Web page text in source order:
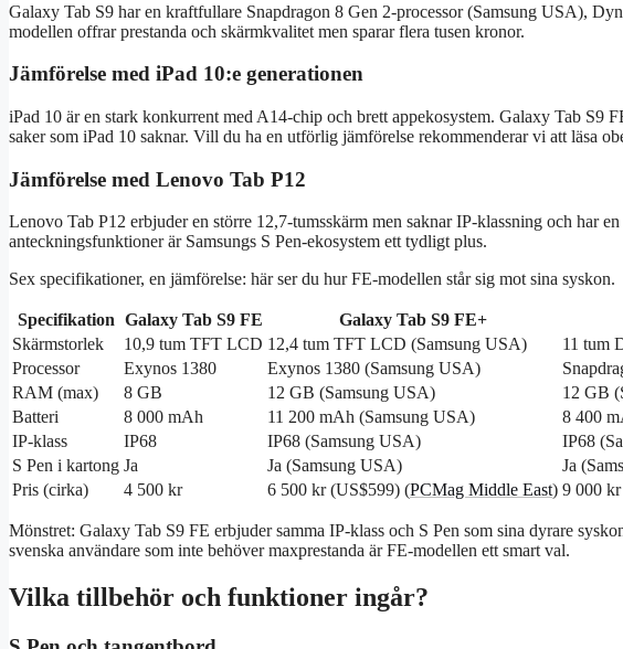
Galaxy Tab S9 har en kraftfullare Snapdragon 8 Gen 2-processor (Samsung USA),
modellen offrar prestanda och skärmkvalitet men sparar flera tusen kronor.
Jämförelse med iPad 10:e generationen
iPad 10 är en stark konkurrent med A14-chip och brett appekosystem. Galaxy Tab S9
saker som iPad 10 saknar. Vill du ha en utförlig jämförelse rekommenderar vi att läsa
Jämförelse med Lenovo Tab P12
Lenovo Tab P12 erbjuder en större 12,7-tumsskärm men saknar IP-klassning och har
anteckningsfunktioner är Samsungs S Pen‑ekosystem ett tydligt plus.
Sex specifikationer, en jämförelse: här ser du hur FE-modellen står sig mot sina syskon.
Specifikation Galaxy Tab S9 FE Galaxy Tab S9 FE+
Skärmstorlek
10,9 tum TFT LCD 12,4 tum TFT LCD (Samsung USA)
11 tum
Processor
Exynos 1380 Exynos 1380 (Samsung USA)
RAM (max)
8 GB 12 GB (Samsung USA)
12 GB
Batteri
8 000 mAh 11 200 mAh (Samsung USA)
8 400
IP-klass
IP68 IP68 (Samsung USA)
IP68
S Pen i kartong Ja Ja (Samsung USA)
Ja
Pris (cirka)
4 500 kr 6 500 kr (US$599) (PCMag Middle East) 9 000
Mönstret: Galaxy Tab S9 FE erbjuder samma IP-klass och S Pen som sina dyrare
svenska användare som inte behöver maxprestanda är FE-modellen ett smart val.
Vilka tillbehör och funktioner ingår?